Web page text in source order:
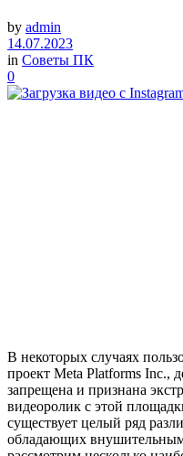
by admin
14.07.2023
in Советы ПК
0
В некоторых случаях
проект Meta Platforms Inc.,
запрещена и признана
видеоролик с этой
существует целый ряд
обладающих